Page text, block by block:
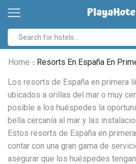
Home Resorts En España En
Los resorts de España en primera
ubicados a orillas del mar o muy
posible a los huéspedes la
bella cercanía al mar y las
Estos resorts de España en
contar con una gran gama de
asegurar que los huéspedes